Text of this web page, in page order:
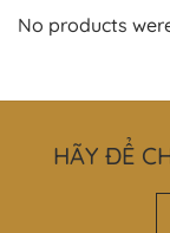
No products
HÃY ĐỂ